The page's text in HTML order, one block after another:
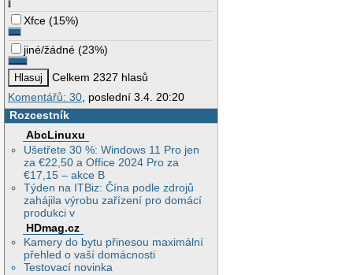
Xfce (15%)
jiné/žádné (23%)
Celkem 2327 hlasů
Komentářů: 30, poslední 3.4. 20:20
Rozcestník
AbcLinuxu
Ušetřete 30 %: Windows 11 Pro jen
za €22,50 a Office 2024 Pro za
€17,15 – akce B
Týden na ITBiz: Čína podle zdrojů
zahájila výrobu zařízení pro domácí
produkci v
HDmag.cz
Kamery do bytu přinesou maximální
přehled o vaší domácnosti
Testovací novinka